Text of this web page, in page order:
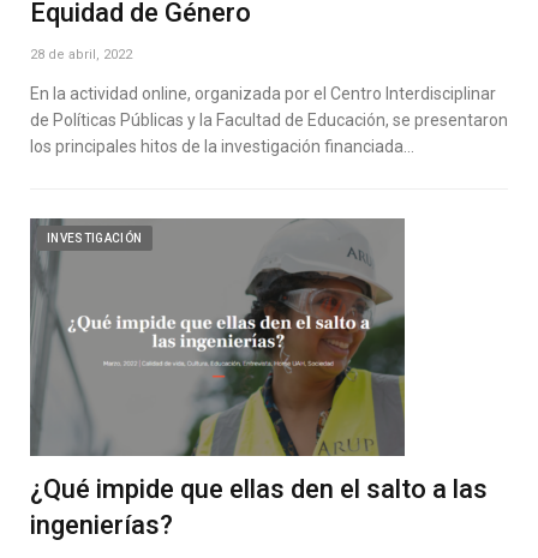
Equidad de Género
28 de abril, 2022
En la actividad online, organizada por el Centro Interdisciplinar
de Políticas Públicas y la Facultad de Educación, se presentaron
los principales hitos de la investigación financiada…
INVESTIGACIÓN
¿Qué impide que ellas den el salto a las
ingenierías?